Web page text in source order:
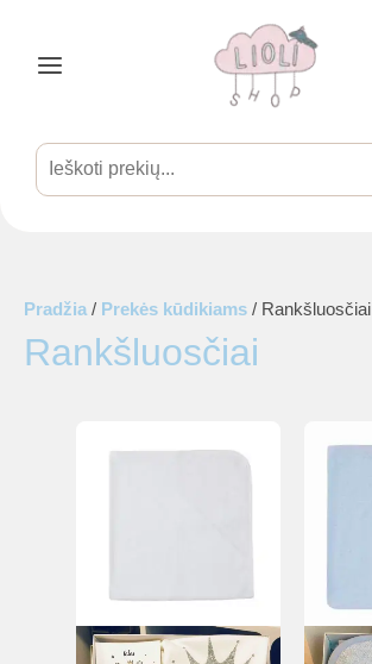
turinio
Products
search
Pradžia / Prekės kūdikiams / Rankšluosčiai
Rankšluosčiai